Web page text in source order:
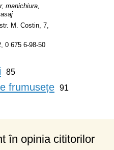
manichiura,
str. M. Costin, 7,
,0 675 6-98-50
85
frumusețe 91
în opinia cititorilor